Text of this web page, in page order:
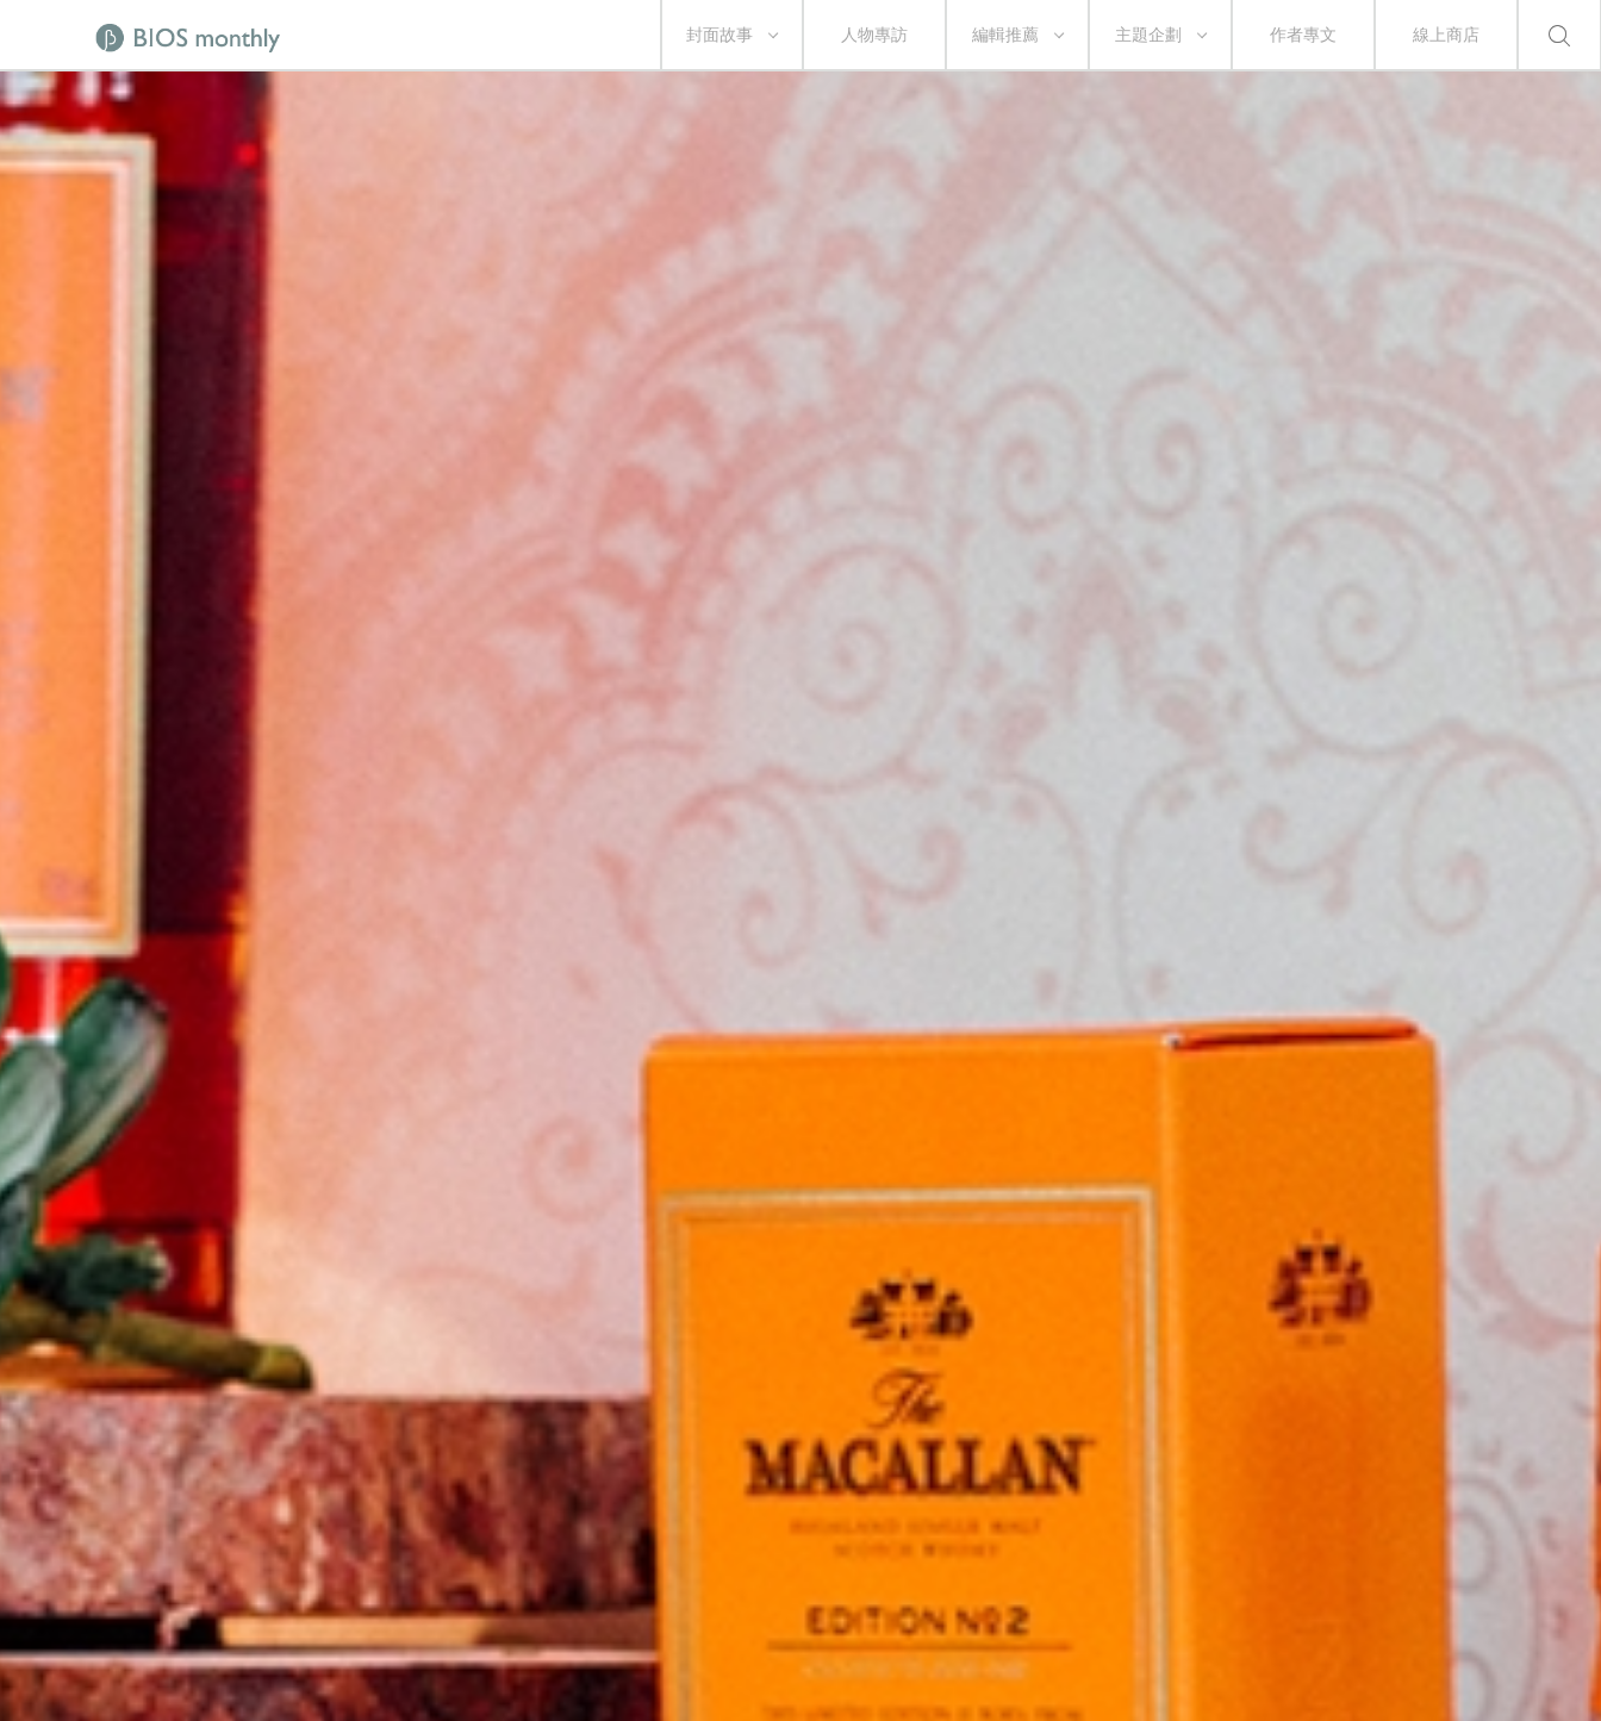
封面故事 人物專訪 編輯推薦 主題企劃 作者專文 線上商店